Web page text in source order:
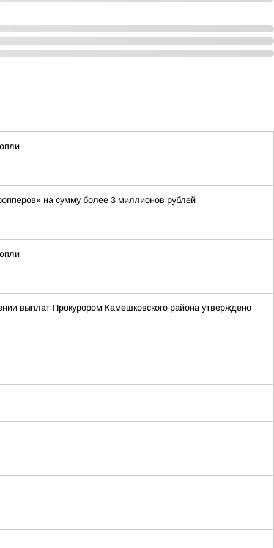
на сумму более 3 миллионов рублей
выплат Прокурором Камешковского района утверждено